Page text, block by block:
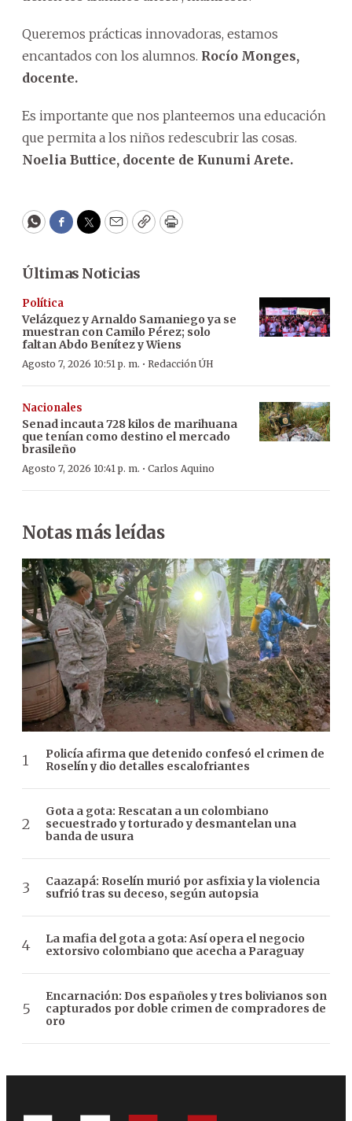
Queremos prácticas innovadoras, estamos
encantados con los alumnos. Rocío Monges,
docente.
Es importante que nos planteemos una educación
que permita a los niños redescubrir las cosas.
Noelia Buttice, docente de Kunumi Arete.
WhatsApp
Facebook
Twitter
EmailCopyPrint
Últimas Noticias
Política
Velázquez y Arnaldo Samaniego ya se
muestran con Camilo Pérez; solo
faltan Abdo Benítez y Wiens
Agosto 7, 2026 10:51 p. m. · Redacción ÚH
Nacionales
Senad incauta 728 kilos de marihuana
que tenían como destino el mercado
brasileño
Agosto 7, 2026 10:41 p. m. · Carlos Aquino
Notas más leídas
Policía afirma que detenido confesó el crimen de
Roselín y dio detalles escalofriantes
Gota a gota: Rescatan a un colombiano
secuestrado y torturado y desmantelan una
banda de usura
Caazapá: Roselín murió por asfixia y la violencia
sufrió tras su deceso, según autopsia
La mafia del gota a gota: Así opera el negocio
extorsivo colombiano que acecha a Paraguay
Encarnación: Dos españoles y tres bolivianos son
capturados por doble crimen de compradores de
oro